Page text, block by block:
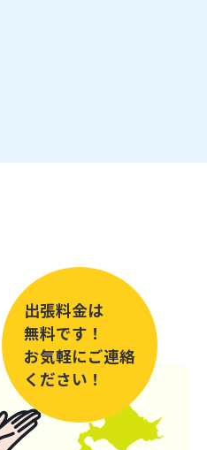
出張料金は
無料です！
お気軽にご連絡
ください！